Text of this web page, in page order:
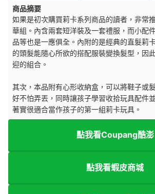
商品摘要
如果是初次購買莉卡系列商品的讀者，非常
華組。內含兩套短洋裝及一套禮服，而小配
品等也是一應俱全。內附的是經典的直髮莉
的頭髮能隨心所欲的搭配服裝變換髮型，因
迎的組合。
其次，本品附有心形收納盒，可以將鞋子或
好不怕弄丟，同時讓孩子學習收拾玩具配件
著實很適合當作孩子的第一組莉卡玩具。
點我看Coupang酷澎
點我看蝦皮商城